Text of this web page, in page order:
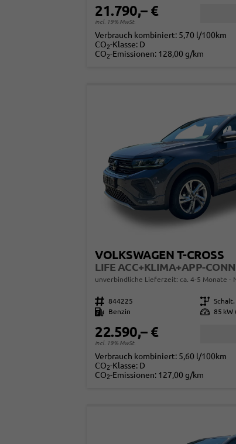
21.790,– €
incl. 19% MwSt.
Verbrauch kombiniert: 5,70 l/100km
CO2-Klasse: D
CO2-Emissionen: 128,00 g/km
VOLKSWAGEN T-CROSS
unverbindliche Lieferzeit: ca. 4-5 Monate
Fahrzeugnr. 844225 Getriebe Schalt.
Kraftstoff
Benzin Leistung 85 kW
22.590,– €
incl. 19% MwSt.
Verbrauch kombiniert: 5,60 l/100km
CO2-Klasse: D
CO2-Emissionen: 127,00 g/km